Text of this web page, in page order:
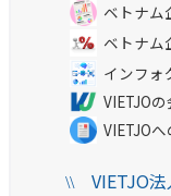
ベトナム
ベトナム
インフォ
VIETJO
VIETJO
\\VIETJO法